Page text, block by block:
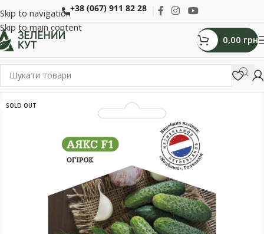
Skip to navigation
Skip to main content
+38 (067) 911 82 28
0,00 грн
SOLD OUT